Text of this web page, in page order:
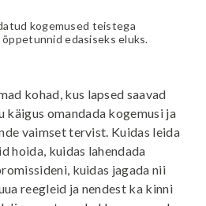
kogemused teistega
edasiseks eluks.
kohad, kus lapsed saavad
omandada kogemusi ja
vaimset tervist. Kuidas leida
hoida, kuidas lahendada
kuidas jagada nii
reegleid ja nendest ka kinni